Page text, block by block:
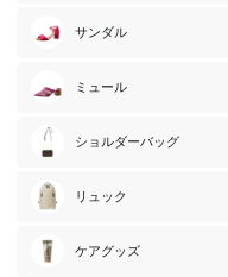
サンダル
ミュール
ショルダーバッグ
リュック
ケアグッズ